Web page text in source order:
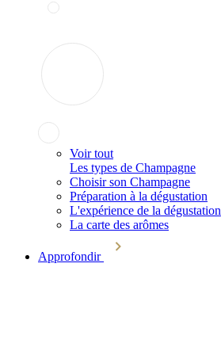
Voir tout
Les types de Champagne
Choisir son Champagne
Préparation à la dégustation
L'expérience de la dégustation
La carte des arômes
Approfondir